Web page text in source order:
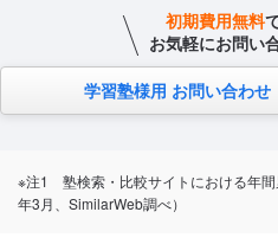
初期費用無料
お気軽にお問い
学習塾様用 お問い合わせ
※注1 塾検索・比較サイトにおける年
年3月、SimilarWeb調べ）